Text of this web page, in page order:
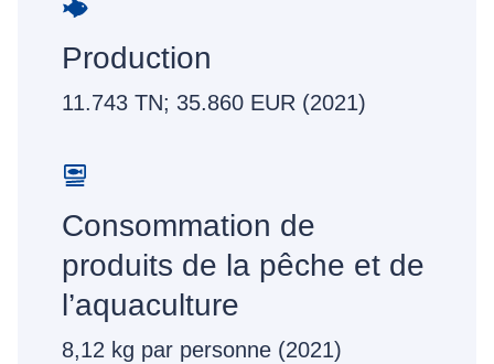
Production
11.743 TN; 35.860 EUR (2021)
Consommation de
produits de la pêche et de
l’aquaculture
8,12 kg par personne (2021)